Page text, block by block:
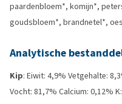
paardenbloem*, komijn*,
goudsbloem*, brandnetel*,
Analytische
Kip: Eiwit: 4,9% Vetgehalte:
Vocht: 81,7% Calcium: 0,12%